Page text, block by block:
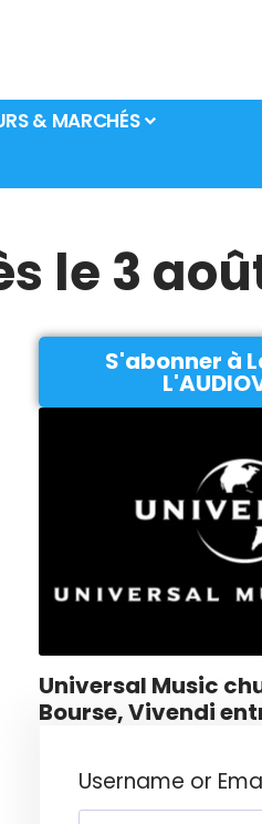
& MARCHÉS
le 3
S'abonner à
Universal Music
Bourse, Vivendi
Username or